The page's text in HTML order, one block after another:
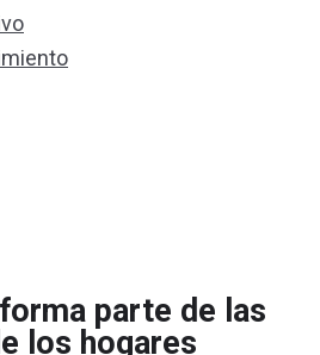
parte de las
los hogares